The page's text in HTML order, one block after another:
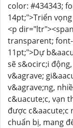
color: #434343;
14pt;">Triển
<p
transparent;
11pt;">Dự
sẽ s&ocirc;i
v&agrave;
v&agrave;ng,
c&uacute;c, vạn
được c&aacute;c
chuẩn bị, mang